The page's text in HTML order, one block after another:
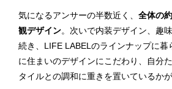
気になるアンサーの半数近く、 全体の
観デザイン。次いで内装デザイン、趣
続き、LIFE LABELのラインナップに暮
に住まいのデザインにこだわり、自分
タイルとの調和に重きを置いているかが